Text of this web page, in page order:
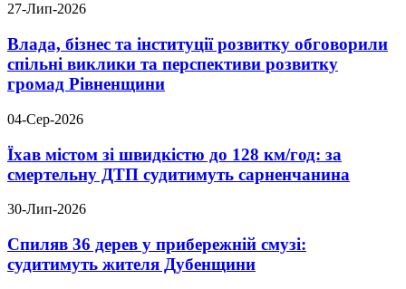
27-Лип-2026
Влада, бізнес та інституції розвитку обговорили
спільні виклики та перспективи розвитку
громад Рівненщини
04-Сер-2026
Їхав містом зі швидкістю до 128 км/год: за
смертельну ДТП судитимуть сарненчанина
30-Лип-2026
Спиляв 36 дерев у прибережній смузі:
судитимуть жителя Дубенщини